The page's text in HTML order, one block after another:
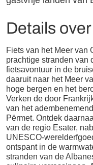
Details
Fiets van het Meer van
prachtige stranden van
fietsavontuur in de
daaruit naar het Meer
hoge bergen en het
Verken de door
van het
Përmet. Ontdek
van de regio Esater,
UNESCO-
ontspant in de
stranden van de